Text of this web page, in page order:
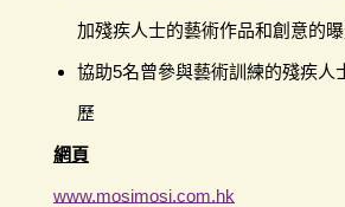
加殘疾人士的藝術作品和創意的
協助5名曾參與藝術訓練的殘疾人
歷
網頁
www.mosimosi.com.hk